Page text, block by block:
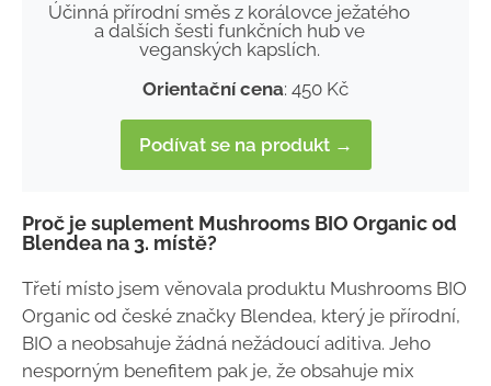
Účinná přírodní směs z korálovce ježatého
a dalších šesti funkčních hub ve
veganských kapslích.
Orientační cena: 450 Kč
Podívat se na produkt →
Proč je suplement Mushrooms BIO Organic od
Blendea na 3. místě?
Třetí místo jsem věnovala produktu Mushrooms BIO
Organic od české značky Blendea, který je přírodní,
BIO a neobsahuje žádná nežádoucí aditiva. Jeho
nesporným benefitem pak je, že obsahuje mix